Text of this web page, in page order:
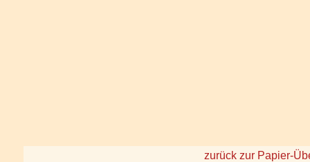
zurück zur Papier-